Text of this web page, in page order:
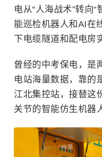
电从“人海战术”转向
能巡检机器人和AI在
下电缆隧道和配电房
曾经的中考保电，是
电站海量数据，靠的
江北集控站，接替这
关节的智能仿生机器